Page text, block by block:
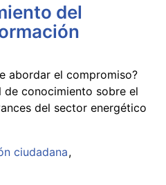
del
abordar el compromiso?
de conocimiento sobre el
del sector energético
ciudadana